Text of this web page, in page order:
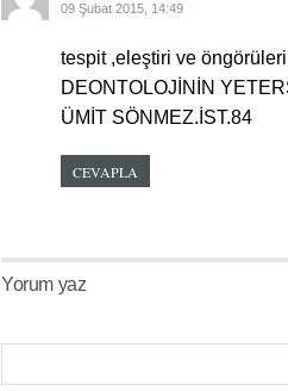
09 Şubat 2015, 14:49
tespit ,eleştiri ve
DEONTOLOJİNİN
ÜMİT SÖNMEZ.İST.84
CEVAPLA
Yorum yaz